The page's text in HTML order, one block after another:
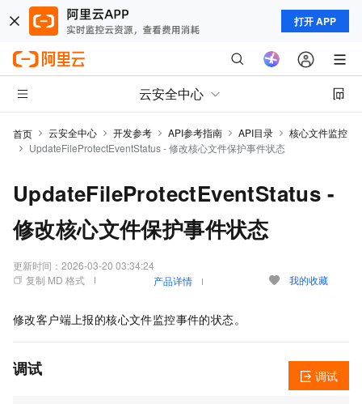
打开 APP
云安全中心
首页 云安全中心 开发参考 API参考指南 API目录
核心文件监控
UpdateFileProtectEventStatus - 修改核心文件保护事件状态
UpdateFileProtectEventStatus -
修改核心文件保护事件状态
更新时间： 2026-03-20 03:34:24
复制 MD 格式
产品详情 我的收藏
修改客户端上报的核心文件监控事件的状态。
调试 调试